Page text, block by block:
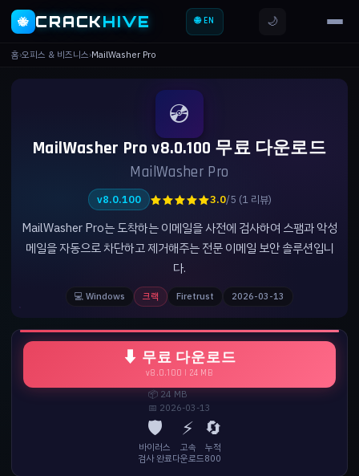
🐝 CRACKHIVE 🌐 EN 🌙
홈›오피스 & 비즈니스›MailWasher Pro
💿
MailWasher Pro v8.0.100 무료 다운로드
MailWasher Pro
v8.0.100 ★★★★★3.0/5 (1 리뷰)
MailWasher Pro는 도착하는 이메일을 사전에 검사하여 스팸과 악성
메일을 자동으로 차단하고 제거해주는 전문 이메일 보안 솔루션입니
다.
💻 Windows 크랙 Firetrust 2026-03-13
⬇ 무료 다운로드
v8.0.100 | 24 MB
📦 24 MB
📅 2026-03-13
🛡️
바이러스
검사 완료
⚡
고속
다운로드
🔄
누적
800